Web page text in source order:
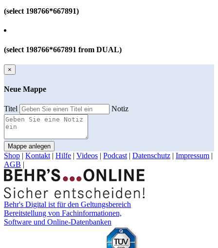
(select 198766*667891)
(select 198766*667891 from DUAL)
×
Neue Mappe
Titel Notiz
Mappe anlegen
Shop | Kontakt | Hilfe | Videos | Podcast | Datenschutz | Impressum |
AGB |
Behr's Digital ist für den Geltungsbereich
Bereitstellung von Fachinformationen,
Software und Online-Datenbanken